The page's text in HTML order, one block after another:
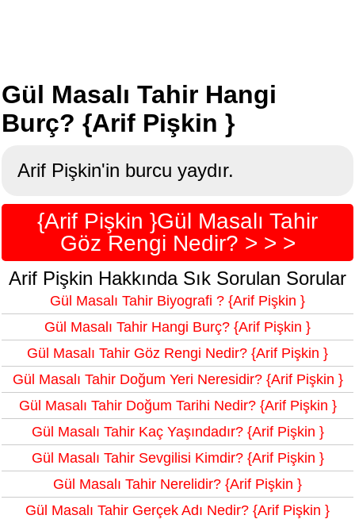
Gül Masalı Tahir Hangi
Burç? {Arif Pişkin }
Arif Pişkin'in burcu yaydır.
{Arif Pişkin }Gül Masalı Tahir
Göz Rengi Nedir? > > >
Arif Pişkin Hakkında Sık Sorulan Sorular
Gül Masalı Tahir Biyografi ? {Arif Pişkin }
Gül Masalı Tahir Hangi Burç? {Arif Pişkin }
Gül Masalı Tahir Göz Rengi Nedir? {Arif Pişkin }
Gül Masalı Tahir Doğum Yeri Neresidir? {Arif Pişkin }
Gül Masalı Tahir Doğum Tarihi Nedir? {Arif Pişkin }
Gül Masalı Tahir Kaç Yaşındadır? {Arif Pişkin }
Gül Masalı Tahir Sevgilisi Kimdir? {Arif Pişkin }
Gül Masalı Tahir Nerelidir? {Arif Pişkin }
Gül Masalı Tahir Gerçek Adı Nedir? {Arif Pişkin }